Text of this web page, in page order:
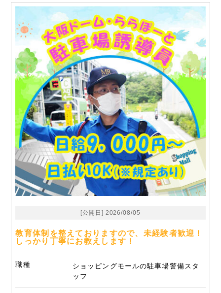
[公開日] 2026/08/05
教育体制を整えておりますので、未経験者歓迎！
しっかり丁寧にお教えします！
職種
ショッピングモールの駐車場警備スタ
ッフ